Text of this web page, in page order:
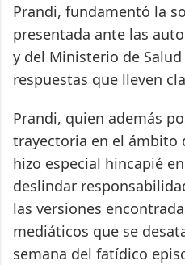
Prandi, fundamentó la
presentada ante las
y del Ministerio de
respuestas que lleven
Prandi, quien además
trayectoria en el ámbito
hizo especial hincapié
deslindar
las versiones
mediáticos que se
semana del fatídico